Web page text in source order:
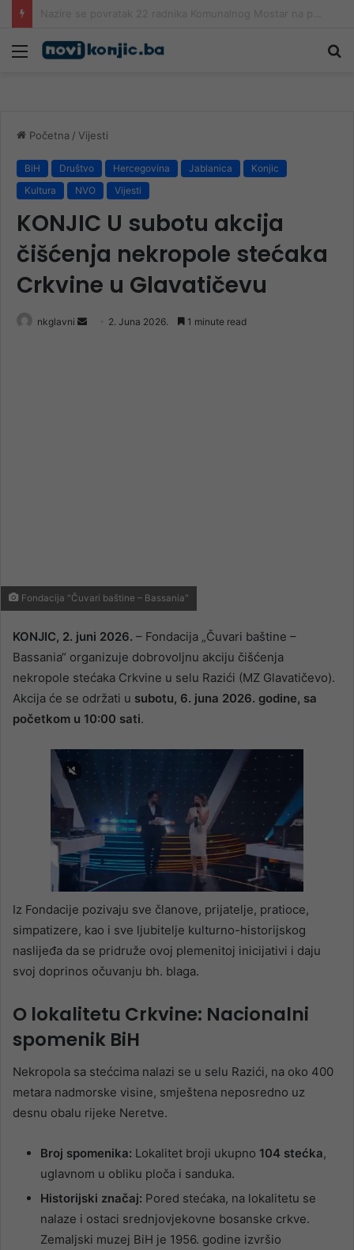
Meni
Početna / Vijesti
BiH Društvo Hercegovina Jablanica
Konjic
Kultura
NVO Vijesti
KONJIC U subotu akcija
čišćenja nekropole stećaka
Crkvine u Glavatičevu
nkglavni
Send 2. Juna 2026. 1 minute read
Fondacija "Čuvari baštine – Bassania"
KONJIC, 2. juni 2026. – Fondacija „Čuvari baštine –
Bassania“ organizuje dobrovoljnu akciju čišćenja
nekropole stećaka Crkvine u selu Razići (MZ Glavatičevo).
Akcija će se održati u subotu, 6. juna 2026. godine, sa
početkom u 10:00 sati.
Iz Fondacije pozivaju sve članove, prijatelje, pratioce,
simpatizere, kao i sve ljubitelje kulturno-historijskog
naslijeđa da se pridruže ovoj plemenitoj inicijativi i daju
svoj doprinos očuvanju bh. blaga.
O lokalitetu Crkvine: Nacionalni
spomenik BiH
Nekropola sa stećcima nalazi se u selu Razići, na oko 400
metara nadmorske visine, smještena neposredno uz
desnu obalu rijeke Neretve.
Broj spomenika: Lokalitet broji ukupno 104 stećka,
uglavnom u obliku ploča i sanduka.
Historijski značaj: Pored stećaka, na lokalitetu se
nalaze i ostaci srednjovjekovne bosanske crkve.
Zemaljski muzej BiH je 1956. godine izvršio